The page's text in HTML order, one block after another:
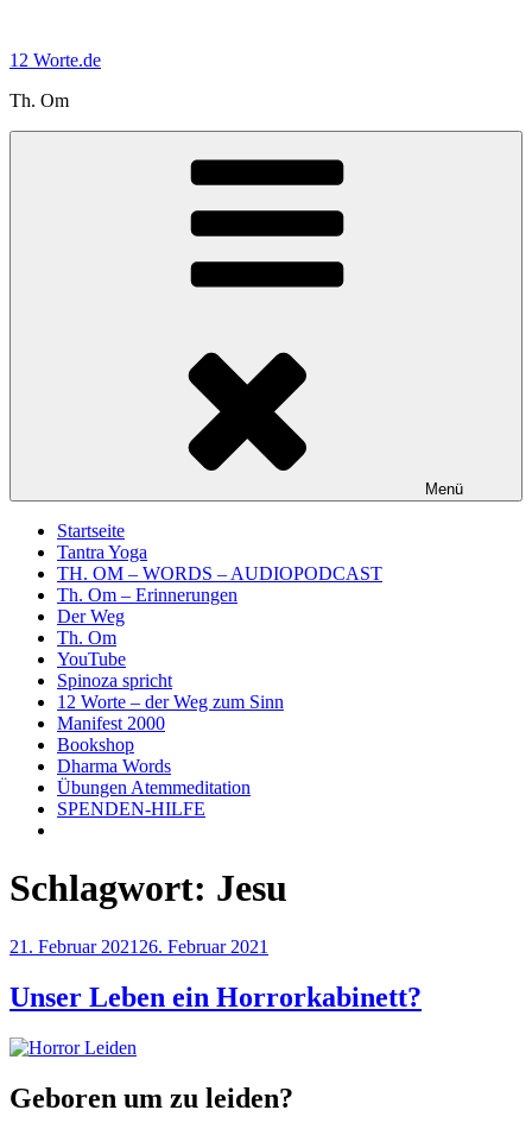
springen
12 Worte.de
Th. Om
Menü
Startseite
Tantra Yoga
TH. OM – WORDS – AUDIOPODCAST
Th. Om – Erinnerungen
Der Weg
Th. Om
YouTube
Spinoza spricht
12 Worte – der Weg zum Sinn
Manifest 2000
Bookshop
Dharma Words
Übungen Atemmeditation
SPENDEN-HILFE
Schlagwort: Jesu
Veröffentlicht
21. Februar 2021 26. Februar 2021
Unser Leben ein Horrorkabinett?
Geboren um zu leiden?